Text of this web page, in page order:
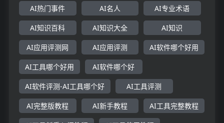
AI热门事件 AI名人 AI专业术语
AI知识百科 AI知识大全 AI知识
AI应用评测网 AI应用评测 AI软件哪个好用
AI工具哪个好用 AI软件哪个好
AI软件评测-AI工具哪个好 AI工具评测
AI完整版教程 AI新手教程 AI工具完整教程